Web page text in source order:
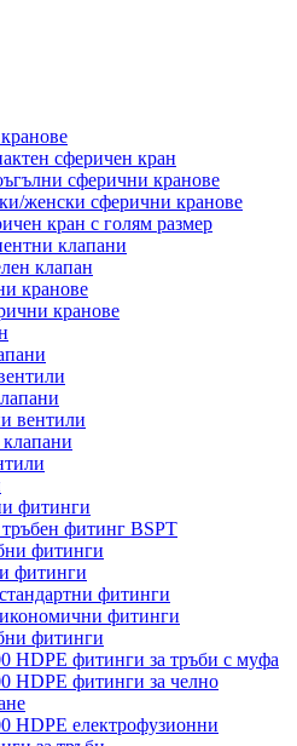
сферичен кран
сферични кранове
женски сферични кранове
кран с голям размер
клапани
клапан
кранове
кранове
вентили
фитинги
фитинг BSPT
фитинги
фитинги
фитинги
фитинги
фитинги
HDPE фитинги за тръби с муфа
HDPE фитинги за челно
HDPE електрофузионни